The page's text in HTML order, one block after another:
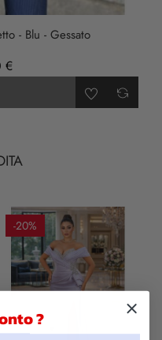
- Blu - Gessato
€
-20%
?